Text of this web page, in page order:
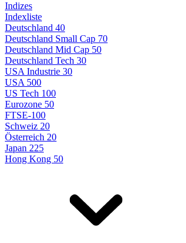
Indizes
Indexliste
Deutschland 40
Deutschland Small Cap 70
Deutschland Mid Cap 50
Deutschland Tech 30
USA Industrie 30
USA 500
US Tech 100
Eurozone 50
FTSE-100
Schweiz 20
Österreich 20
Japan 225
Hong Kong 50